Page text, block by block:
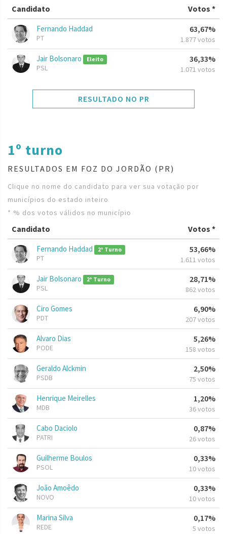
Candidato Votos *
Fernando Haddad
PT
63,67%
1.877 votos
Jair Bolsonaro Eleito
PSL
36,33%
1.071 votos
RESULTADO NO PR
1º turno
RESULTADOS EM FOZ DO JORDÃO (PR)
Clique no nome do candidato para ver sua votação por
municípios do estado inteiro
* % dos votos válidos no município
Candidato Votos *
Fernando Haddad 2º Turno
PT
53,66%
1.611 votos
Jair Bolsonaro 2º Turno
PSL
28,71%
862 votos
Ciro Gomes
PDT
6,90%
207 votos
Alvaro Dias
PODE
5,26%
158 votos
Geraldo Alckmin
PSDB
2,50%
75 votos
Henrique Meirelles
MDB
1,20%
36 votos
Cabo Daciolo
PATRI
0,87%
26 votos
Guilherme Boulos
PSOL
0,33%
10 votos
João Amoêdo
NOVO
0,33%
10 votos
Marina Silva
REDE
0,17%
5 votos